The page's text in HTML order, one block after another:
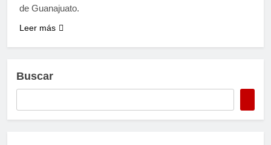
de Guanajuato.
Leer más
Buscar